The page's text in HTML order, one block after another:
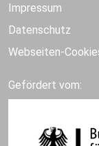
Impressum
Datenschutz
Webseiten-
Gefördert vom: